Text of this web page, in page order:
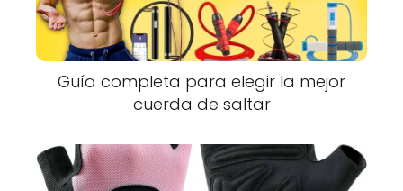
Guía completa para elegir la mejor
cuerda de saltar